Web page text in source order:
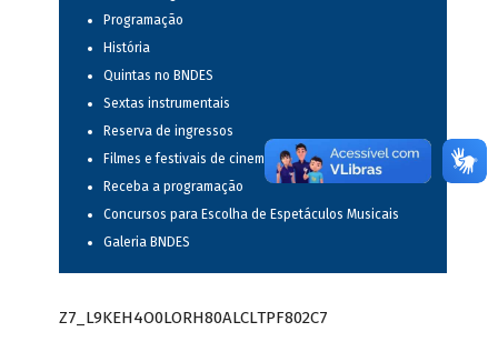
Programação
História
Quintas no BNDES
Sextas instrumentais
Reserva de ingressos
Filmes e festivais de cinema
Receba a programação
Concursos para Escolha de Espetáculos Musicais
Galeria BNDES
Z7_L9KEH4O0LORH80ALCLTPF802C7